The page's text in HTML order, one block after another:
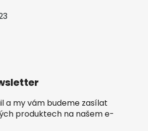
a my vám budeme zasílat
produktech na našem e-